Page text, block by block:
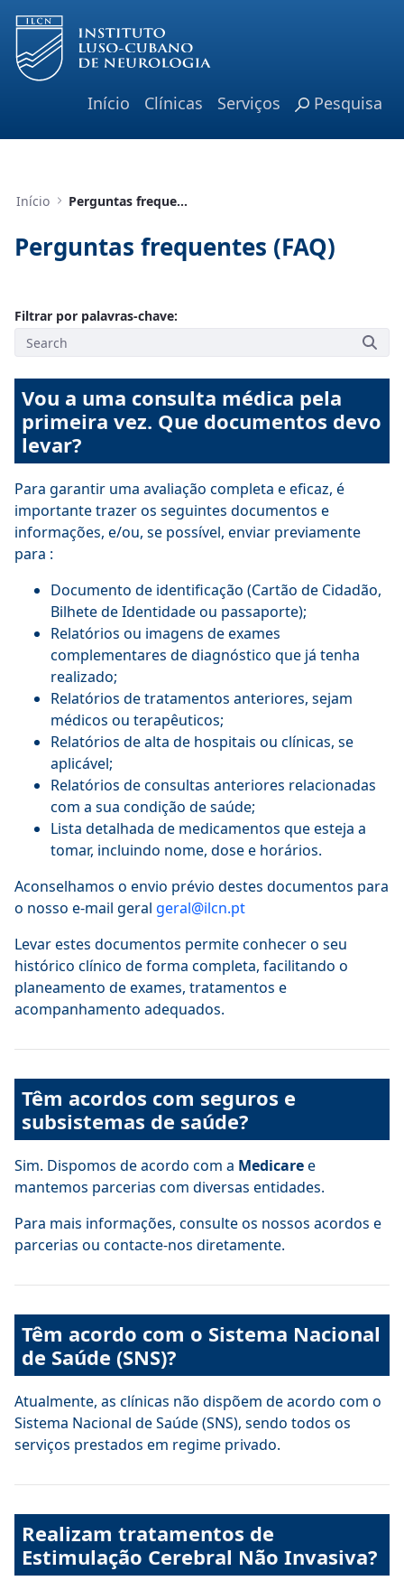
Skip to Main Content
Início Clínicas Serviços Pesquisa
Início Perguntas frequentes (FAQ)
Perguntas frequentes (FAQ)
Filtrar por palavras-chave:
Vou a uma consulta médica pela
primeira vez. Que documentos devo
levar?
Para garantir uma avaliação completa e eficaz, é
importante trazer os seguintes documentos e
informações, e/ou, se possível, enviar previamente
para :
Documento de identificação (Cartão de Cidadão,
Bilhete de Identidade ou passaporte);
Relatórios ou imagens de exames
complementares de diagnóstico que já tenha
realizado;
Relatórios de tratamentos anteriores, sejam
médicos ou terapêuticos;
Relatórios de alta de hospitais ou clínicas, se
aplicável;
Relatórios de consultas anteriores relacionadas
com a sua condição de saúde;
Lista detalhada de medicamentos que esteja a
tomar, incluindo nome, dose e horários.
Aconselhamos o envio prévio destes documentos para
o nosso e-mail geral geral@ilcn.pt
Levar estes documentos permite conhecer o seu
histórico clínico de forma completa, facilitando o
planeamento de exames, tratamentos e
acompanhamento adequados.
Têm acordos com seguros e
subsistemas de saúde?
Sim. Dispomos de acordo com a Medicaree
mantemos parcerias com diversas entidades.
Para mais informações, consulte os nossos acordos e
parcerias ou contacte-nos diretamente.
Têm acordo com o Sistema Nacional
de Saúde (SNS)?
Atualmente, as clínicas não dispõem de acordo com o
Sistema Nacional de Saúde (SNS), sendo todos os
serviços prestados em regime privado.
Realizam tratamentos de
Estimulação Cerebral Não Invasiva?